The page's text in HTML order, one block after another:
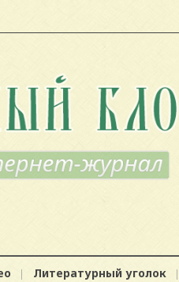
Литературный уголок